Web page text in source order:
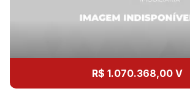
11:00
12:00R$ 1.070.368,00 V